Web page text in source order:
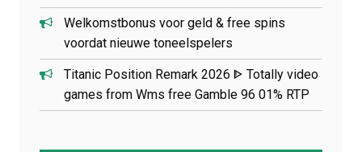
Welkomstbonus voor geld & free spins
voordat nieuwe toneelspelers
Titanic Position Remark 2026 ᐈ Totally video
games from Wms free Gamble 96 01% RTP